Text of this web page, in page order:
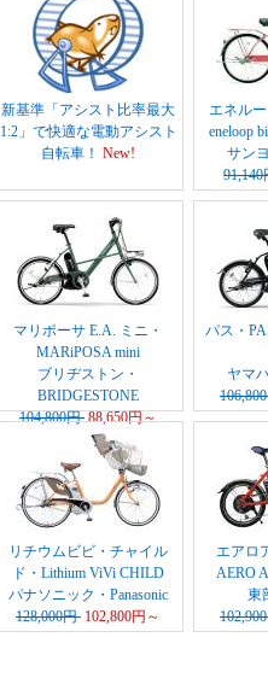
新基準「アシスト比率最大
1:2」で快適な電動アシスト
自転車！ New!
エネル
eneloop
サン
マリポーサ E.A. ミニ・
MARiPOSA mini
ブリヂストン・
BRIDGESTONE
104,800円 88,650円～
パス・
ヤマ
リチウムビビ・チャイル
ド・Lithium ViVi CHILD
パナソニック・Panasonic
128,000円 102,800円～
エアロ
AERO
東